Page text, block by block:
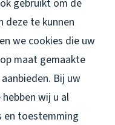
gebruikt om de
deze te kunnen
we cookies die uw
maat gemaakte
Bij uw
wij u al
en toestemming